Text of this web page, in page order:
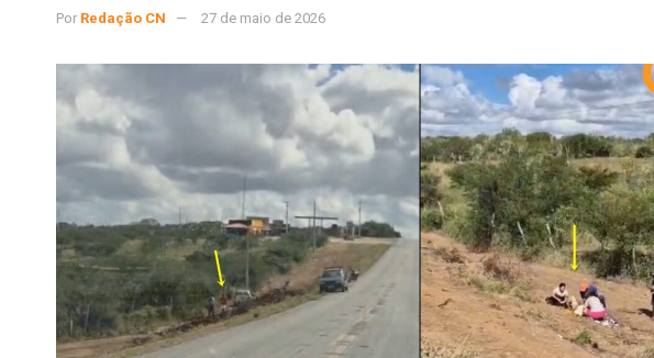
Por Redação CN 27 de maio de 2026